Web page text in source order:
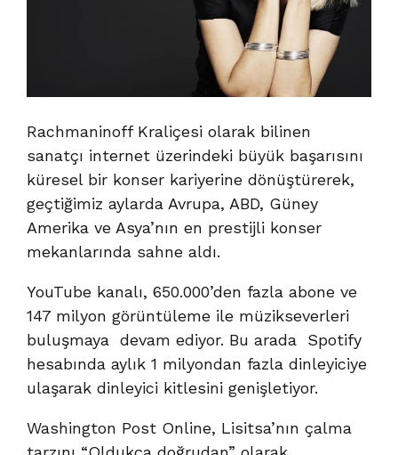
Rachmaninoff Kraliçesi olarak bilinen
sanatçı internet üzerindeki büyük başarısını
küresel bir konser kariyerine dönüştürerek,
geçtiğimiz aylarda Avrupa, ABD, Güney
Amerika ve Asya’nın en prestijli konser
mekanlarında sahne aldı.
YouTube kanalı, 650.000’den fazla abone ve
147 milyon görüntüleme ile müzikseverleri
buluşmaya devam ediyor. Bu arada Spotify
hesabında aylık 1 milyondan fazla dinleyiciye
ulaşarak dinleyici kitlesini genişletiyor.
Washington Post Online, Lisitsa’nın çalma